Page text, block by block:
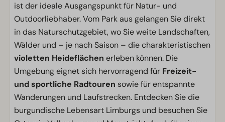
ist der ideale Ausgangspunkt für Natur- und
Outdoorliebhaber. Vom Park aus gelangen Sie direkt
in das Naturschutzgebiet, wo Sie weite Landschaften,
Wälder und – je nach Saison – die charakteristischen
violetten Heideflächen erleben können. Die
Umgebung eignet sich hervorragend für Freizeit-
und sportliche Radtouren sowie für entspannte
Wanderungen und Laufstrecken. Entdecken Sie die
burgundische Lebensart Limburgs und besuchen Sie